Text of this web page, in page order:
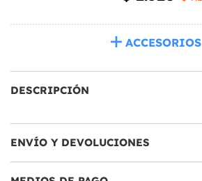
ACCESORIOS
DESCRIPCIÓN
ENVÍO Y DEVOLUCIONES